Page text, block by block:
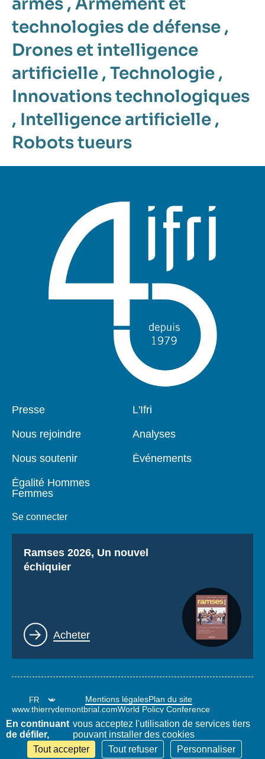
technologies de défense ,
Drones et intelligence
artificielle , Technologie ,
Innovations technologiques
, Intelligence artificielle ,
Robots tueurs
Pied
Presse
Nous rejoindre
Nous soutenir
Égalité Hommes
Femmes
Se connecter
Navigation
L'Ifri
Analyses
Événements
Titre
Ramses 2026, Un nouvel
échiquier
Lien
Acheter
Mentions légalesPlan du site
www.thierrydemontbrial.comWorld Policy Conference
Blog Politique étrangère
En continuant
de défiler,
vous acceptez l'utilisation de services tiers
pouvant installer des cookies
Tout accepter
Tout refuser Personnaliser